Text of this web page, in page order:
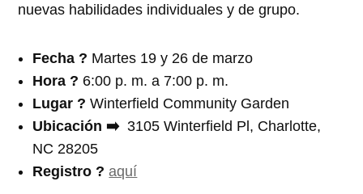
nuevas habilidades individuales y de grupo.
Fecha ?️ Martes 19 y 26 de marzo
Hora ? 6:00 p. m. a 7:00 p. m.
Lugar ? Winterfield Community Garden
Ubicación ➡️3105 Winterfield Pl, Charlotte,
NC 28205
Registro ? aquí